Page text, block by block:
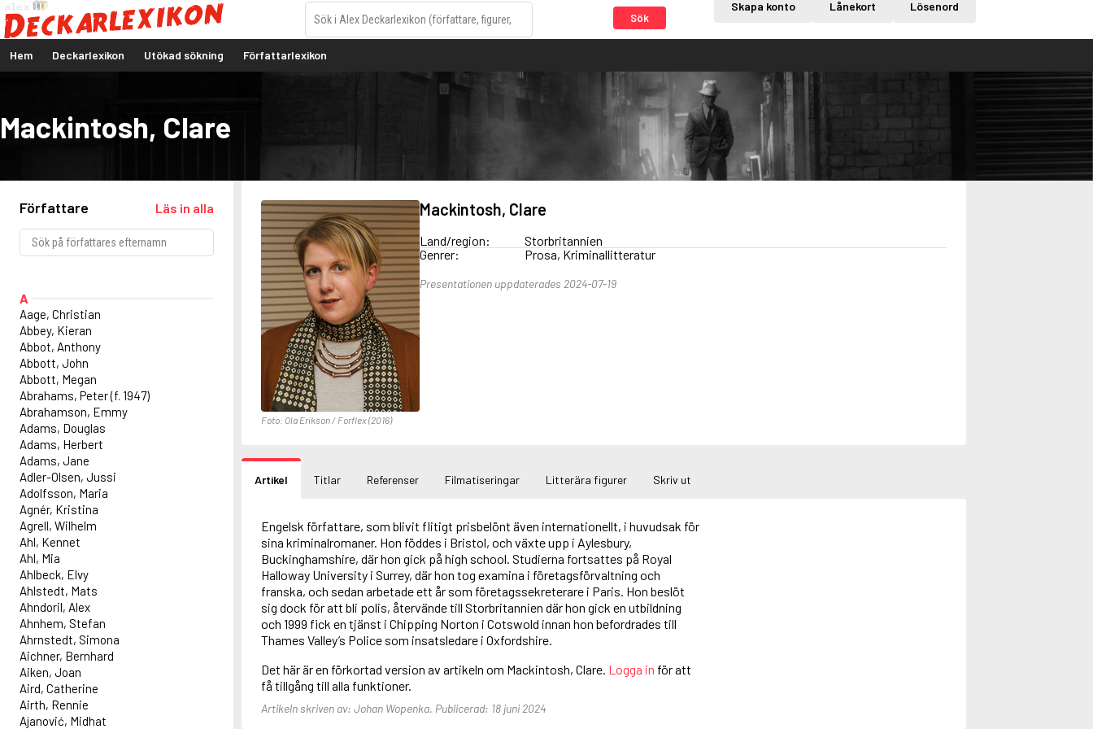
Sök
Skapa konto Lånekort Lösenord
Hem Deckarlexikon Utökad sökning Författarlexikon
Mackintosh, Clare
Författare Läs in alla
A
Aage, Christian
Abbey, Kieran
Abbot, Anthony
Abbott, John
Abbott, Megan
Abrahams, Peter (f. 1947)
Abrahamson, Emmy
Adams, Douglas
Adams, Herbert
Adams, Jane
Adler-Olsen, Jussi
Adolfsson, Maria
Agnér, Kristina
Agrell, Wilhelm
Ahl, Kennet
Ahl, Mia
Ahlbeck, Elvy
Ahlstedt, Mats
Ahndoril, Alex
Ahnhem, Stefan
Ahrnstedt, Simona
Aichner, Bernhard
Aiken, Joan
Aird, Catherine
Airth, Rennie
Ajanović, Midhat
Foto: Ola Erikson / Forflex (2016)
Mackintosh, Clare
Land/region:
Storbritannien
Genrer:
Prosa, Kriminallitteratur
Presentationen uppdaterades 2024-07-19
Artikel Titlar Referenser Filmatiseringar Litterära figurer Skriv ut
Engelsk författare, som blivit flitigt prisbelönt även internationellt, i huvudsak för
sina kriminalromaner. Hon föddes i Bristol, och växte upp i Aylesbury,
Buckinghamshire, där hon gick på high school. Studierna fortsattes på Royal
Halloway University i Surrey, där hon tog examina i företagsförvaltning och
franska, och sedan arbetade ett år som företagssekreterare i Paris. Hon beslöt
sig dock för att bli polis, återvände till Storbritannien där hon gick en utbildning
och 1999 fick en tjänst i Chipping Norton i Cotswold innan hon befordrades till
Thames Valley’s Police som insatsledare i Oxfordshire.
Det här är en förkortad version av artikeln om Mackintosh, Clare. Logga in för att
få tillgång till alla funktioner.
Artikeln skriven av: Johan Wopenka. Publicerad: 18 juni 2024